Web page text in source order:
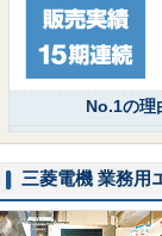
No.1の理
三菱電機 業務用